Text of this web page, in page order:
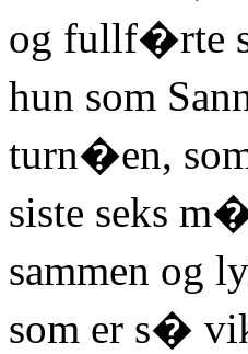
og fullf�rte
hun som
turn�en,
siste seks
sammen og
som er s�